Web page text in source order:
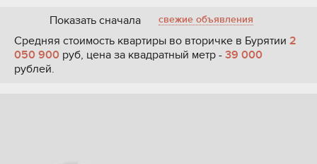
Показать сначала свежие объявления
Средняя стоимость квартиры во вторичке в Бурятии 2
050 900 руб, цена за квадратный метр - 39 000
рублей.